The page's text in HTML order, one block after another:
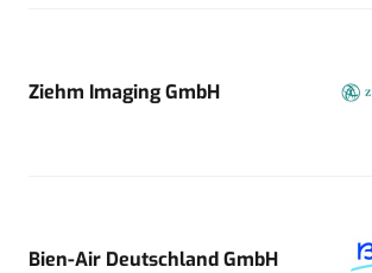
Ziehm Imaging GmbH
Bien-Air Deutschland GmbH